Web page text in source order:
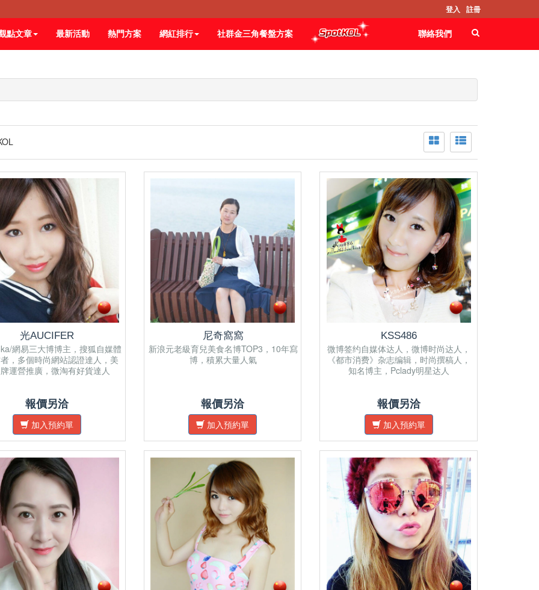
登入 註冊
點文章 最新活動 熱門方案 網紅排行 社群金三角餐盤方案 聯絡我們
光AUCIFER
網易三大博博主，搜狐自媒體
，多個時尚網站認證達人，美
運營推廣，微淘有好貨達人
報價另洽
加入預約單
尼奇窩窩
新浪元老級育兒美食名博TOP3，10年寫
博，積累大量人氣
報價另洽
加入預約單
KSS486
微博签约自媒体达人，微博时尚达人，
《都市消费》杂志编辑，时尚撰稿人，
知名博主，Pclady明星达人
報價另洽
加入預約單